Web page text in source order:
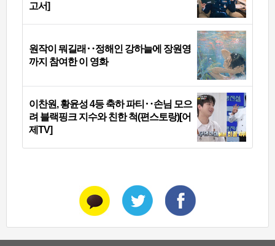
고서]
원작이 뭐길래‥정해인 강하늘에 장원영
까지 참여한 이 영화
이찬원, 황윤성 4등 축하 파티‥손님 모으
려 블랙핑크 지수와 친한 척(편스토랑)[어
제TV]